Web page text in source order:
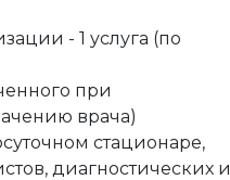
- 1 услуга (по
при
врача)
стационаре,
диагностических и